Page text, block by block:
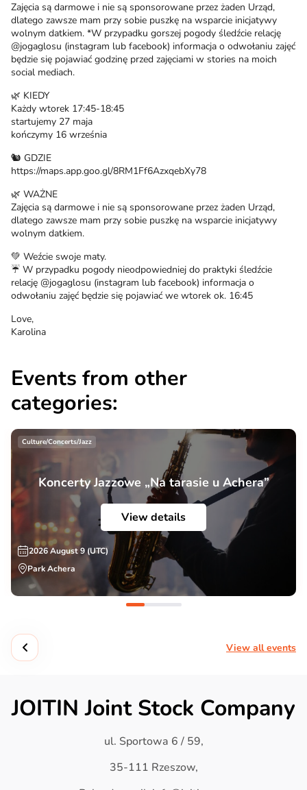
Zajęcia są darmowe i nie są sponsorowane przez żaden Urząd,
dlatego zawsze mam przy sobie puszkę na wsparcie inicjatywy
wolnym datkiem. *W przypadku gorszej pogody śledźcie relację
@jogaglosu (instagram lub facebook) informacja o odwołaniu zajęć
będzie się pojawiać godzinę przed zajęciami w stories na moich
social mediach.
🌿 KIEDY
Każdy wtorek 17:45-18:45
startujemy 27 maja
kończymy 16 września
🐿️ GDZIE
https://maps.app.goo.gl/8RM1Ff6AzxqebXy78
🌿 WAŻNE
Zajęcia są darmowe i nie są sponsorowane przez żaden Urząd,
dlatego zawsze mam przy sobie puszkę na wsparcie inicjatywy
wolnym datkiem.
💚 Weźcie swoje maty.
☔️ W przypadku pogody nieodpowiedniej do praktyki śledźcie
relację @jogaglosu (instagram lub facebook) informacja o
odwołaniu zajęć będzie się pojawiać we wtorek ok. 16:45
Love,
Karolina
Events from other
categories:
Culture/Concerts/Jazz
Koncerty Jazzowe „Na tarasie u Achera”
View details
2026 August 9 (UTC)
Park Achera
View all events
JOITIN Joint Stock Company
ul. Sportowa 6 / 59,
35-111 Rzeszow,